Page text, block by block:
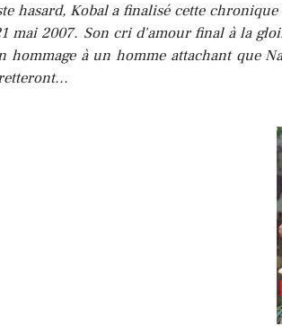
hasard, Kobal a finalisé cette
mai 2007. Son cri d'amour final à la
hommage à un homme attachant que